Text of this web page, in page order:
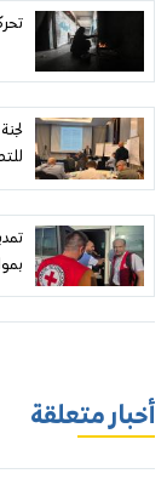
أخبار متعلقة